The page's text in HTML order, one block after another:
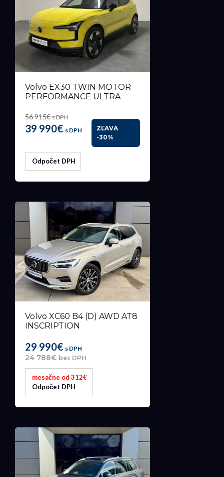
Volvo EX30 TWIN MOTOR
PERFORMANCE ULTRA
56 915€s DPH
39 990€ s DPH
ZĽAVA
-30%
Odpočet DPH
Volvo XC60 B4 (D) AWD AT8
INSCRIPTION
29 990€ s DPH
24 788€ bez DPH
mesačne od 312€
Odpočet DPH